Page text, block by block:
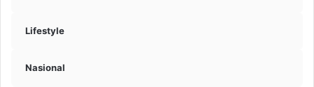
Lifestyle
Nasional